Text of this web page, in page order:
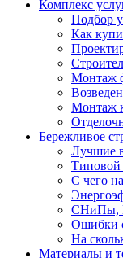
Комплекс
Подбор
Как
Монтаж
Монтаж
Бережливое
Лучшие
Типовой
С чего
СНиПы,
Ошибки
На
Материалы и